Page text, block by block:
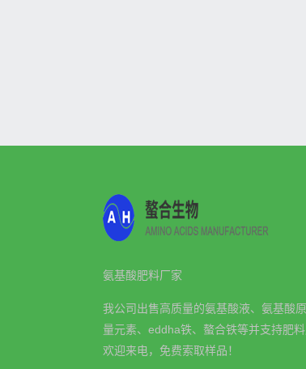
氨基酸肥料厂家
我公司出售高质量的氨基酸液、氨基酸
量元素、eddha铁、螯合铁等并支持肥料
欢迎来电，免费索取样品！